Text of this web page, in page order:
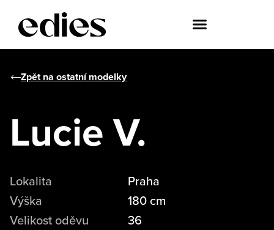
Zpět na ostatní modelky
Lucie V.
Lokalita
Výška
Velikost oděvu
Praha
180 cm
36